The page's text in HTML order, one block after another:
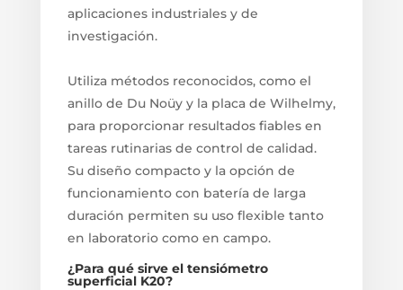
aplicaciones industriales y de
investigación.
Utiliza métodos reconocidos, como el
anillo de Du Noüy y la placa de Wilhelmy,
para proporcionar resultados fiables en
tareas rutinarias de control de calidad.
Su diseño compacto y la opción de
funcionamiento con batería de larga
duración permiten su uso flexible tanto
en laboratorio como en campo.
¿Para qué sirve el tensiómetro
superficial K20?